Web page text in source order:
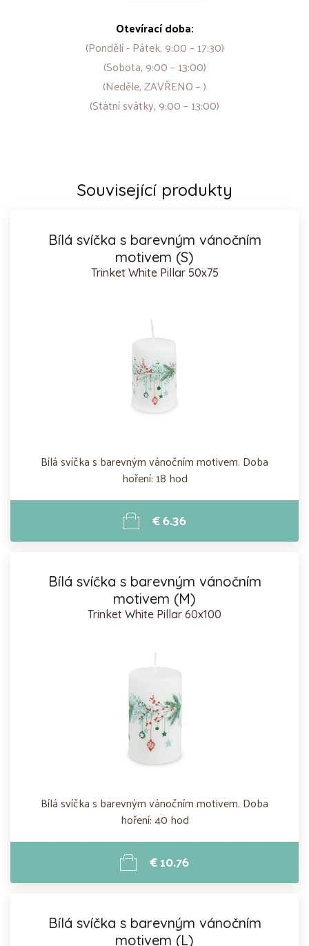
Otevírací doba:
(Pondělí - Pátek, 9:00 – 17:30)
(Sobota, 9:00 – 13:00)
(Neděle, ZAVŘENO – )
(Státní svátky, 9:00 – 13:00)
Související produkty
Bílá svíčka s barevným vánočním
motivem (S)
Trinket White Pillar 50x75
Bílá svíčka s barevným vánočním motivem. Doba
hoření: 18 hod
€ 6.36
Bílá svíčka s barevným vánočním
motivem (M)
Trinket White Pillar 60x100
Bílá svíčka s barevným vánočním motivem. Doba
hoření: 40 hod
€ 10.76
Bílá svíčka s barevným vánočním
motivem (L)